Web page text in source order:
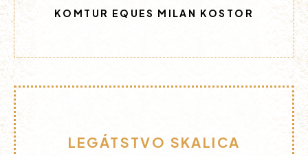
KOMTUR EQUES MILAN KOSTOR
LEGÁTSTVO SKALICA